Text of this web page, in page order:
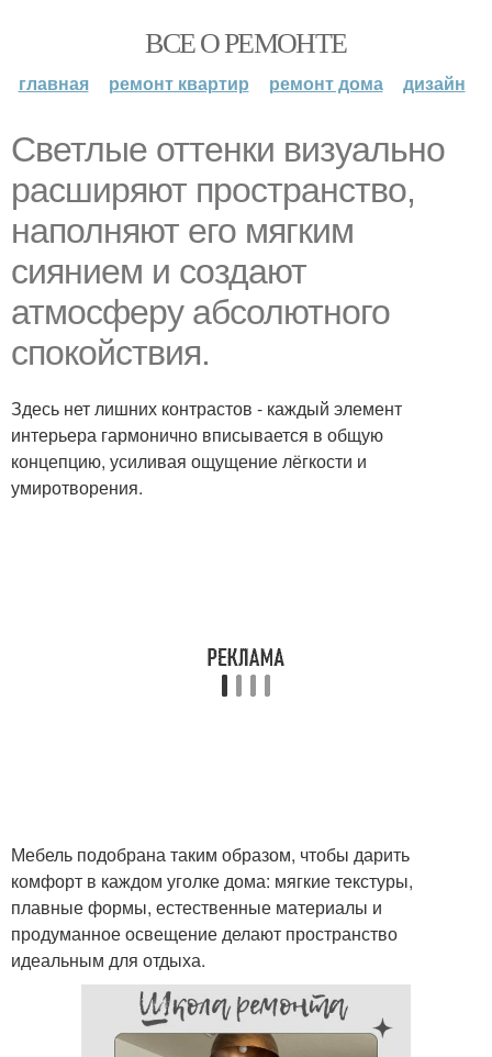
ВСЕ О РЕМОНТЕ
главная ремонт квартир ремонт дома дизайн
Светлые оттенки визуально
расширяют пространство,
наполняют его мягким
сиянием и создают
атмосферу абсолютного
спокойствия.
Здесь нет лишних контрастов - каждый элемент
интерьера гармонично вписывается в общую
концепцию, усиливая ощущение лёгкости и
умиротворения.
Мебель подобрана таким образом, чтобы дарить
комфорт в каждом уголке дома: мягкие текстуры,
плавные формы, естественные материалы и
продуманное освещение делают пространство
идеальным для отдыха.